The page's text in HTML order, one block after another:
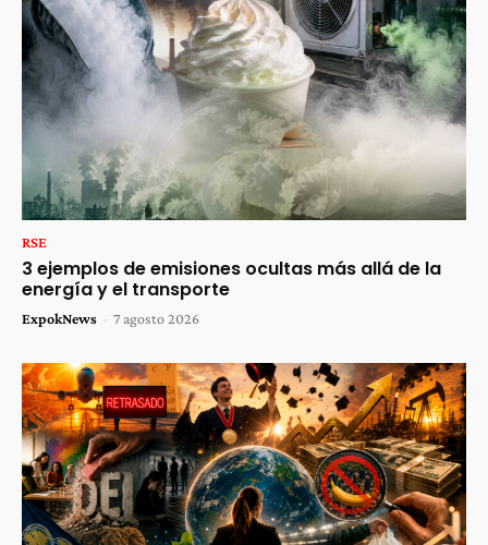
RSE
3 ejemplos de emisiones ocultas más allá de la
energía y el transporte
ExpokNews - 7 agosto 2026